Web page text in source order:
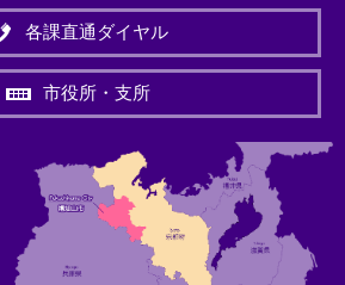
各課直通ダイヤル
市役所・支所